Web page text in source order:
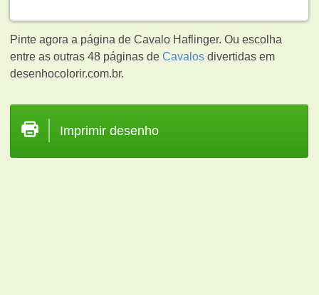
Pinte agora a página de Cavalo Haflinger. Ou escolha
entre as outras 48 páginas deCavalos divertidas em
desenhocolorir.com.br.
Imprimir desenho